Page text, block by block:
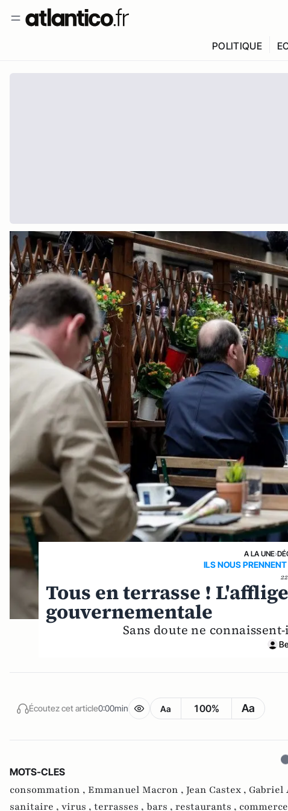
POLITIQUE
A LA UNE›
ILS NOUS
Tous en terrasse !
gouvernementale
Sans doute ne
Écoutez cet article0:00min Aa 100% Aa
MOTS-CLES
consommation , Emmanuel Macron , Jean Castex , Gabriel
sanitaire , virus , terrasses , bars , restaurants ,